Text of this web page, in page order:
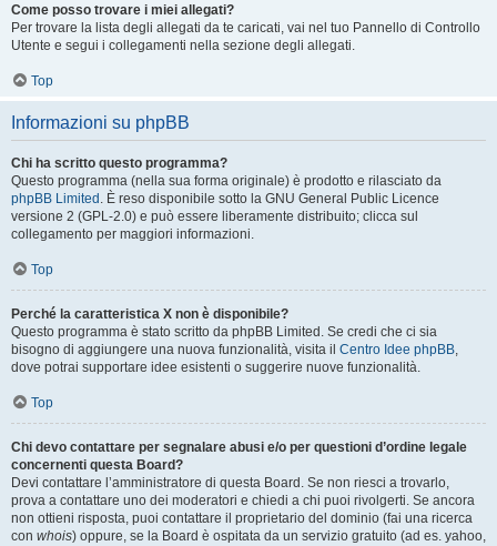
Come posso trovare i miei allegati?
Per trovare la lista degli allegati da te caricati, vai nel tuo Pannello di Controllo
Utente e segui i collegamenti nella sezione degli allegati.
Top
Informazioni su phpBB
Chi ha scritto questo programma?
Questo programma (nella sua forma originale) è prodotto e rilasciato da
phpBB Limited . È reso disponibile sotto la GNU General Public Licence
versione 2 (GPL-2.0) e può essere liberamente distribuito; clicca sul
collegamento per maggiori informazioni.
Top
Perché la caratteristica X non è disponibile?
Questo programma è stato scritto da phpBB Limited. Se credi che ci sia
bisogno di aggiungere una nuova funzionalità, visita il Centro Idee phpBB,
dove potrai supportare idee esistenti o suggerire nuove funzionalità.
Top
Chi devo contattare per segnalare abusi e/o per questioni d’ordine legale
concernenti questa Board?
Devi contattare l’amministratore di questa Board. Se non riesci a trovarlo,
prova a contattare uno dei moderatori e chiedi a chi puoi rivolgerti. Se ancora
non ottieni risposta, puoi contattare il proprietario del dominio (fai una ricerca
con whois) oppure, se la Board è ospitata da un servizio gratuito (ad es. yahoo,